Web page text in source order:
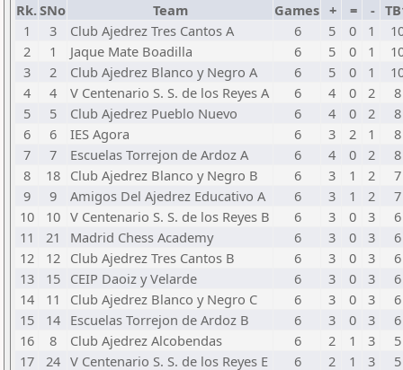
Rk.SNo Team Games + = -
1
3 Club Ajedrez Tres Cantos A 6 5 0 1
2
1 Jaque Mate Boadilla 6 5 0 1
3
2 Club Ajedrez Blanco y Negro A 6 5 0 1
4
4 V Centenario S. S. de los Reyes A 6 4 0 2
8
5
5 Club Ajedrez Pueblo Nuevo 6 4 0 2
8
6
6 IES Agora 6 3 2 1
8
7
7 Escuelas Torrejon de Ardoz A 6 4 0 2
8
8
18 Club Ajedrez Blanco y Negro B 6 3 1 2
7
9
9 Amigos Del Ajedrez Educativo A 6 3 1 2
7
10
10 V Centenario S. S. de los Reyes B 6 3 0 3
6
11
21 Madrid Chess Academy 6 3 0 3
6
12
12 Club Ajedrez Tres Cantos B 6 3 0 3
6
13
15 CEIP Daoiz y Velarde 6 3 0 3
6
14
11 Club Ajedrez Blanco y Negro C 6 3 0 3
6
15
14 Escuelas Torrejon de Ardoz B 6 3 0 3
6
16
8 Club Ajedrez Alcobendas 6 2 1 3
5
17
24 V Centenario S. S. de los Reyes E 6 2 1 3
5